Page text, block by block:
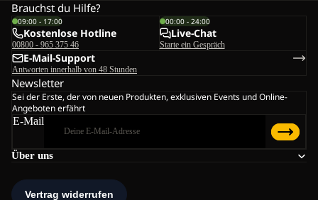
Über uns
Brauchst du Hilfe?
09:00 - 17:00
Kostenlose Hotline
00800 - 965 375 46
00:00 - 24:00
Live-Chat
Starte ein Gespräch
E-Mail-Support
Antworten innerhalb von 48 Stunden
Newsletter
Sei der Erste, der von neuen Produkten, exklusiven Events und Online-
Angeboten erfährt
E-Mail